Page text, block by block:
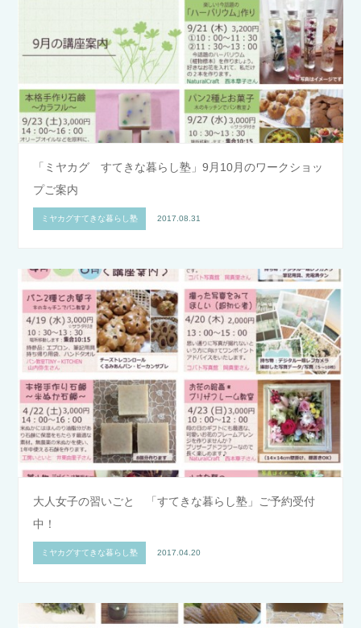
「ミヤカグ すてきな暮らし塾」9月10月のワークショッ
プご案内
ミヤカグすてきな暮らし塾 2017.08.31
大人女子の習いごと 「すてきな暮らし塾」ご予約受付
中！
ミヤカグすてきな暮らし塾 2017.04.20